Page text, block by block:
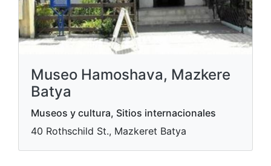
Museo Hamoshava, Mazkere
Batya
Museos y cultura, Sitios internacionales
40 Rothschild St., Mazkeret Batya